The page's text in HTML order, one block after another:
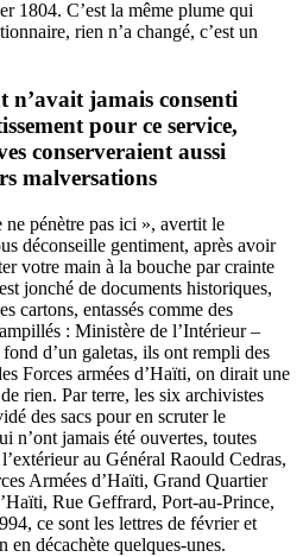
1804. C’est la même plume qui
rien n’a changé, c’est un
n’avait jamais consenti
pour ce service,
conserveraient aussi
malversations
pénètre pas ici », avertit le
déconseille gentiment, après avoir
votre main à la bouche par crainte
jonché de documents historiques,
cartons, entassés comme des
: Ministère de l’Intérieur –
d’un galetas, ils ont rempli des
Forces armées d’Haïti, on dirait une
rien. Par terre, les six archivistes
des sacs pour en scruter le
n’ont jamais été ouvertes, toutes
au Général Raould Cedras,
Armées d’Haïti, Grand Quartier
Rue Geffrard, Port-au-Prince,
ce sont les lettres de février et
en décachète quelques-unes.